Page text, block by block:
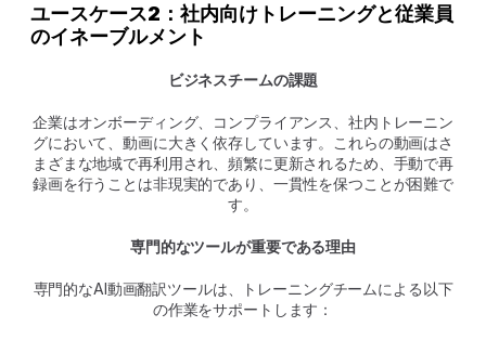
ユースケース2：社内向けトレーニングと従業員
のイネーブルメント
ビジネスチームの課題
企業はオンボーディング、コンプライアンス、社内トレーニン
グにおいて、動画に大きく依存しています。これらの動画はさ
まざまな地域で再利用され、頻繁に更新されるため、手動で再
録画を行うことは非現実的であり、一貫性を保つことが困難で
す。
専門的なツールが重要である理由
専門的なAI動画翻訳ツールは、トレーニングチームによる以下
の作業をサポートします：